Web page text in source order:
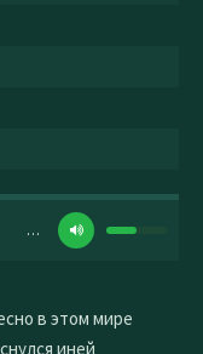
…
в этом мире
иней